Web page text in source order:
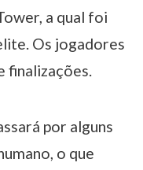
a qual foi
Os jogadores
finalizações.
por alguns
o que